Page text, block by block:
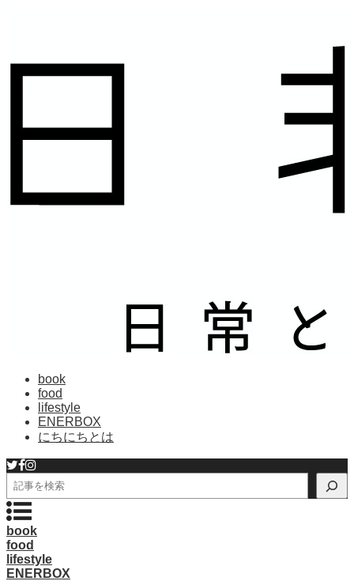
book
food
lifestyle
ENERBOX
にちにちとは
検
索
book
food
lifestyle
ENERBOX